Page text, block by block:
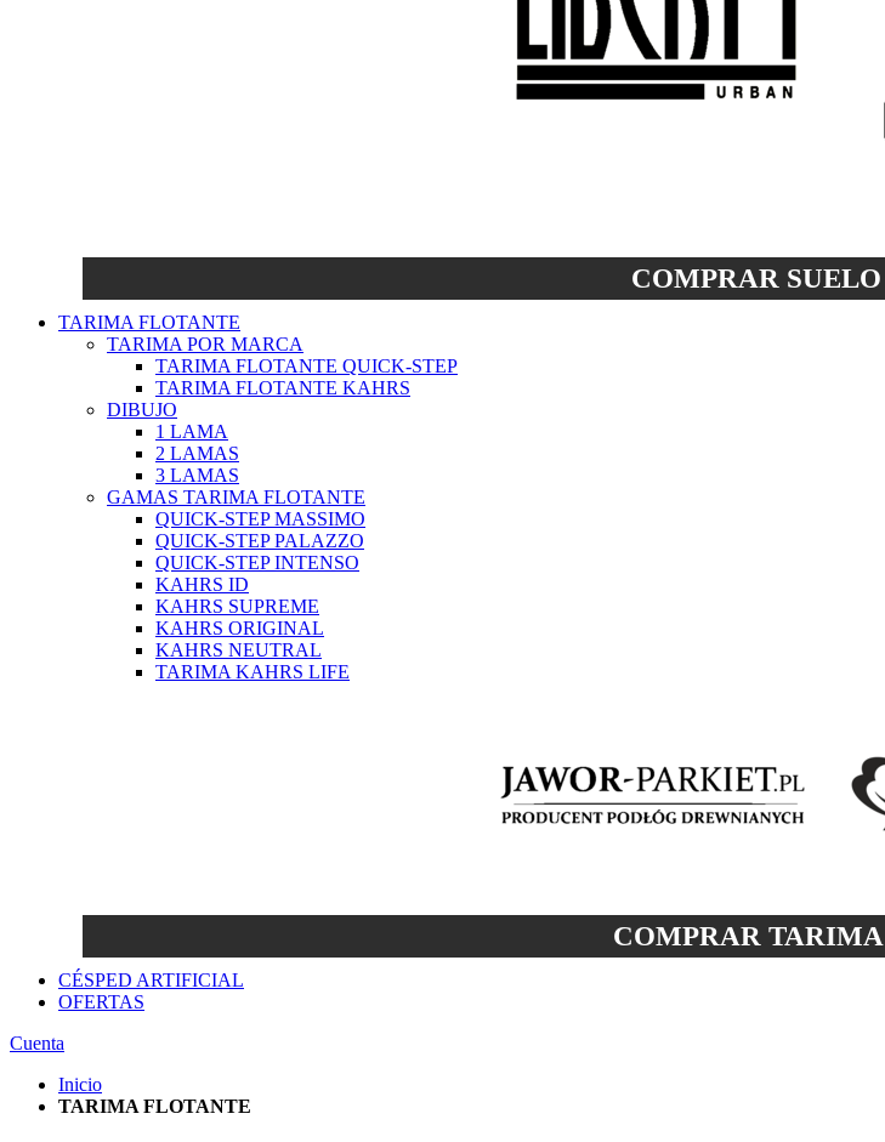
COMPRAR SUELO
TARIMA FLOTANTE
TARIMA POR MARCA
TARIMA FLOTANTE QUICK-STEP
TARIMA FLOTANTE KAHRS
DIBUJO
1 LAMA
2 LAMAS
3 LAMAS
GAMAS TARIMA FLOTANTE
QUICK-STEP MASSIMO
QUICK-STEP PALAZZO
QUICK-STEP INTENSO
KAHRS ID
KAHRS SUPREME
KAHRS ORIGINAL
KAHRS NEUTRAL
TARIMA KAHRS LIFE
COMPRAR TARIMA
CÉSPED ARTIFICIAL
OFERTAS
Cuenta
Inicio
TARIMA FLOTANTE